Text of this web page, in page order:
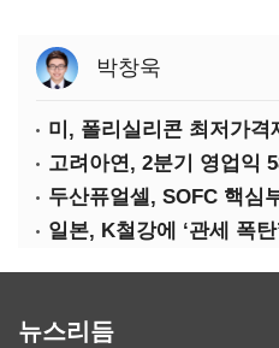
박창욱
고려아연, 2분기 영업익
일본, K철강에 ‘관세 폭
뉴스리듬